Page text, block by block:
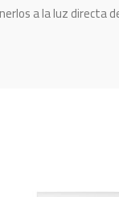
a la luz directa